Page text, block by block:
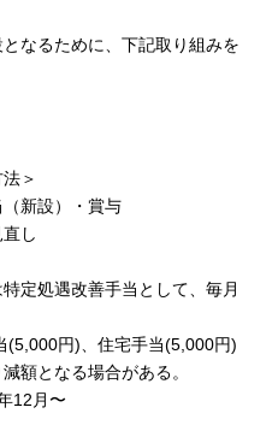
なるために、下記取り組みを
＞
新設）・賞与
し
定処遇改善手当として、毎月
(5,000円)、住宅手当(5,000円)
額となる場合がある。
12月〜